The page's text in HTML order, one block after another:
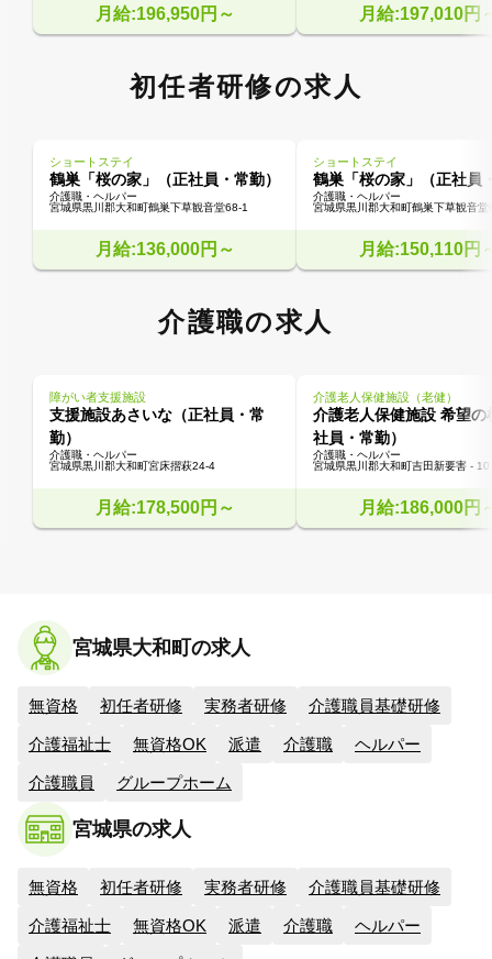
月給:196,950円～ 月給:197,010円
初任者研修の求人
ショートステイ
鶴巣「桜の家」（正社員・常勤）
介護職・ヘルパー
宮城県黒川郡大和町鶴巣下草観音堂68-1
月給:136,000円～
ショートステイ
鶴巣「桜の家」（正社員
介護職・ヘルパー
宮城県黒川郡大和町鶴巣下草観音堂
月給:150,110円
介護職の求人
障がい者支援施設
支援施設あさいな（正社員・常
勤）
介護職・ヘルパー
宮城県黒川郡大和町宮床摺萩24-4
月給:178,500円～
介護老人保健施設（老健）
介護老人保健施設 希望の
社員・常勤）
介護職・ヘルパー
宮城県黒川郡大和町吉田新要害 - 10
月給:186,000円
宮城県大和町の求人
無資格 初任者研修 実務者研修 介護職員基礎研修
介護福祉士 無資格OK 派遣 介護職 ヘルパー
介護職員 グループホーム
宮城県の求人
無資格 初任者研修 実務者研修 介護職員基礎研修
介護福祉士 無資格OK 派遣 介護職 ヘルパー